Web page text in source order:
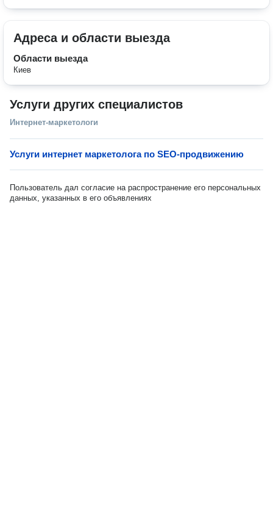
Адреса и области выезда
Области выезда
Киев
Услуги других специалистов
Интернет-маркетологи
Услуги интернет маркетолога по SEO-продвижению
Пользователь дал согласие на распространение его персональных
данных, указанных в его объявлениях